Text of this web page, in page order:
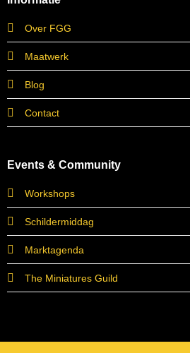
Over FGG
Maatwerk
Blog
Contact
Events & Community
Workshops
Schildermiddag
Marktagenda
The Miniatures Guild